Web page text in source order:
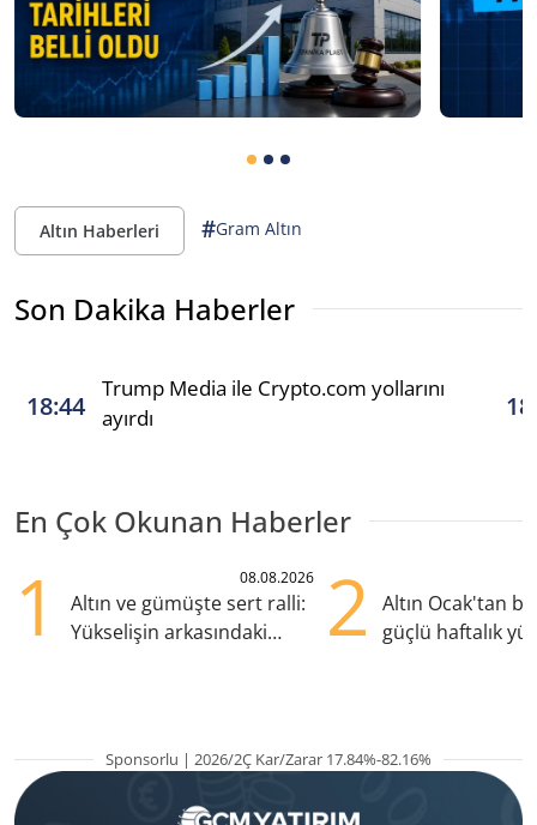
Altın Haberleri #Gram Altın
Son Dakika Haberler
18:44
Trump Media ile Crypto.com yollarını
ayırdı
En Çok Okunan Haberler
1 08.08.2026
Altın ve gümüşte sert ralli:
Yükselişin arkasındaki
2
Altın Ocak'tan
güçlü haftalık
Sponsorlu | 2026/2Ç Kar/Zarar 17.84%-82.16%